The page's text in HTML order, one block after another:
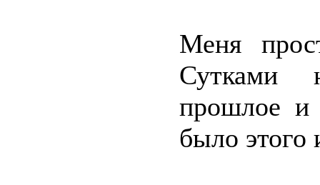
Меня
Сутками
прошлое и
было этого